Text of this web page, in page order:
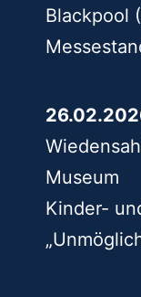
Blackpool
Museum
Kinder-